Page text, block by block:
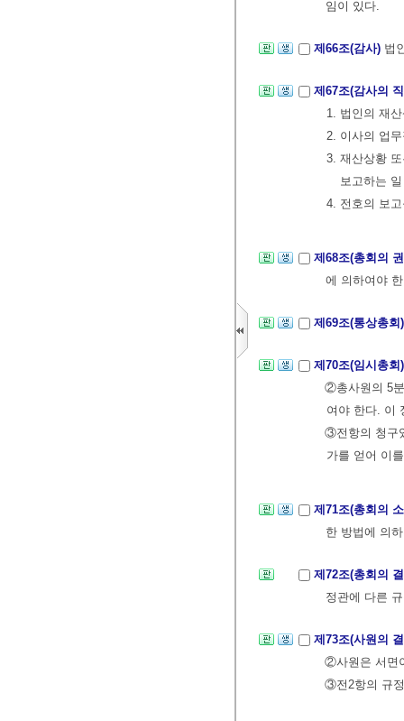
임이 있다.
제66조(감사) 법
제67조(감사의
1. 법인의 재
2. 이사의 업
3. 재산상황
보고하는 일
4. 전호의 보
제68조(총회의
에 의하여야
제69조(통상총
제70조(임시총
②총사원의 5
여야 한다. 이
③전항의 청구
가를 얻어 이
제71조(총회의
한 방법에 의
제72조(총회의
정관에 다른
제73조(사원의
②사원은 서면
③전2항의 규